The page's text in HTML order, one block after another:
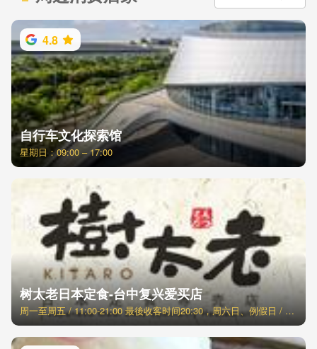
4.8
自行车文化探索馆
星期日：09:00 – 17:00
树太老日本定食-台中复兴爱买店
周一至周五 / 11:00-21:00 最後收客时间20:30，周六日、例假日 / 11:00-21:30 最後收客时间21:00